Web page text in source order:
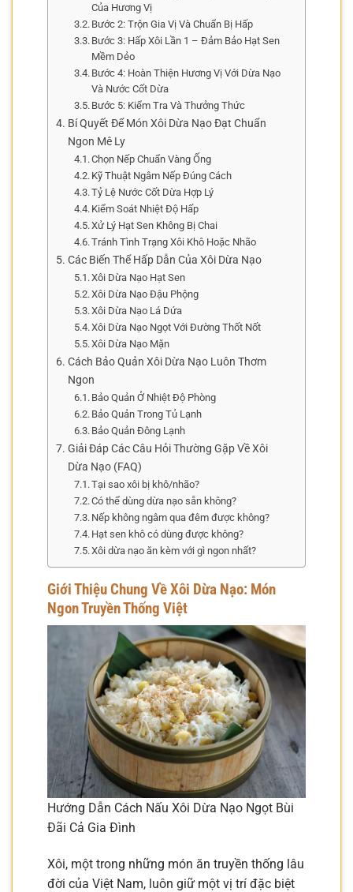
Của Hương Vị
Bước 2: Trộn Gia Vị Và Chuẩn Bị Hấp
Bước 3: Hấp Xôi Lần 1 – Đảm Bảo Hạt Sen
Mềm Dẻo
Bước 4: Hoàn Thiện Hương Vị Với Dừa Nạo
Và Nước Cốt Dừa
Bước 5: Kiểm Tra Và Thưởng Thức
Bí Quyết Để Món Xôi Dừa Nạo Đạt Chuẩn
Ngon Mê Ly
Chọn Nếp Chuẩn Vàng Ống
Kỹ Thuật Ngâm Nếp Đúng Cách
Tỷ Lệ Nước Cốt Dừa Hợp Lý
Kiểm Soát Nhiệt Độ Hấp
Xử Lý Hạt Sen Không Bị Chai
Tránh Tình Trạng Xôi Khô Hoặc Nhão
Các Biến Thể Hấp Dẫn Của Xôi Dừa Nạo
Xôi Dừa Nạo Hạt Sen
Xôi Dừa Nạo Đậu Phộng
Xôi Dừa Nạo Lá Dứa
Xôi Dừa Nạo Ngọt Với Đường Thốt Nốt
Xôi Dừa Nạo Mặn
Cách Bảo Quản Xôi Dừa Nạo Luôn Thơm
Ngon
Bảo Quản Ở Nhiệt Độ Phòng
Bảo Quản Trong Tủ Lạnh
Bảo Quản Đông Lạnh
Giải Đáp Các Câu Hỏi Thường Gặp Về Xôi
Dừa Nạo (FAQ)
Tại sao xôi bị khô/nhão?
Có thể dùng dừa nạo sẵn không?
Nếp không ngâm qua đêm được không?
Hạt sen khô có dùng được không?
Xôi dừa nạo ăn kèm với gì ngon nhất?
Giới Thiệu Chung Về Xôi Dừa Nạo: Món
Ngon Truyền Thống Việt
Hướng Dẫn Cách Nấu Xôi Dừa Nạo Ngọt Bùi
Đãi Cả Gia Đình
Xôi, một trong những món ăn truyền thống lâu
đời của Việt Nam, luôn giữ một vị trí đặc biệt